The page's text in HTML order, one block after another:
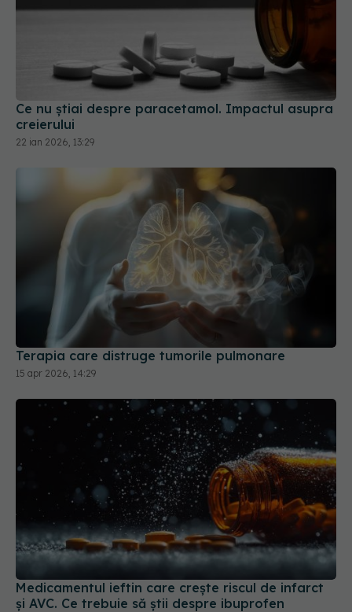
Ce nu știai despre paracetamol. Impactul asupra
creierului
22 ian 2026, 13:29
Terapia care distruge tumorile pulmonare
15 apr 2026, 14:29
Medicamentul ieftin care crește riscul de infarct
și AVC. Ce trebuie să știi despre ibuprofen